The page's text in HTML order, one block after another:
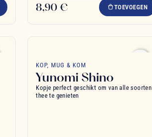
8,90 € TOEVOEGEN
KOP, MUG & KOM
Yunomi Shino
Kopje perfect geschikt om van alle soorten
thee te genieten